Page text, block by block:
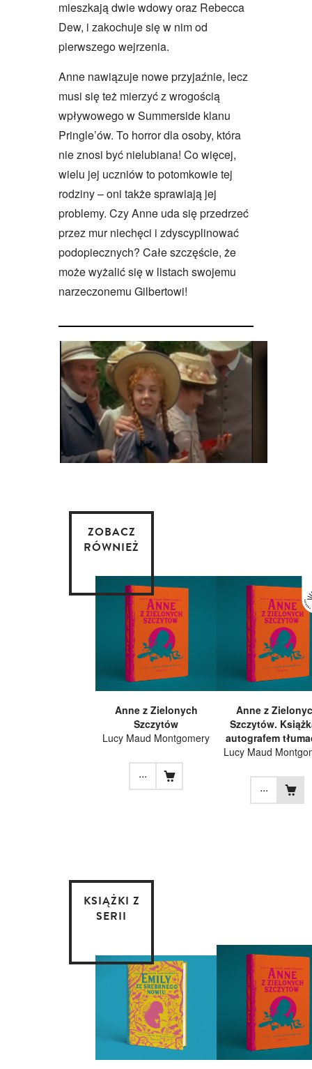
mieszkają dwie wdowy oraz Rebecca
Dew, i zakochuje się w nim od
pierwszego wejrzenia.
Anne nawiązuje nowe przyjaźnie, lecz
musi się też mierzyć z wrogością
wpływowego w Summerside klanu
Pringle’ów. To horror dla osoby, która
nie znosi być nielubiana! Co więcej,
wielu jej uczniów to potomkowie tej
rodziny – oni także sprawiają jej
problemy. Czy Anne uda się przedrzeć
przez mur niechęci i zdyscyplinować
podopiecznych? Całe szczęście, że
może wyżalić się w listach swojemu
narzeczonemu Gilbertowi!
ZOBACZ
RÓWNIEŻ
Anne z Zielonych
Szczytów
Lucy Maud Montgomery
...
Anne z
Szczytów.
autografem
Lucy Maud
...
KSIĄŻKI Z
SERII